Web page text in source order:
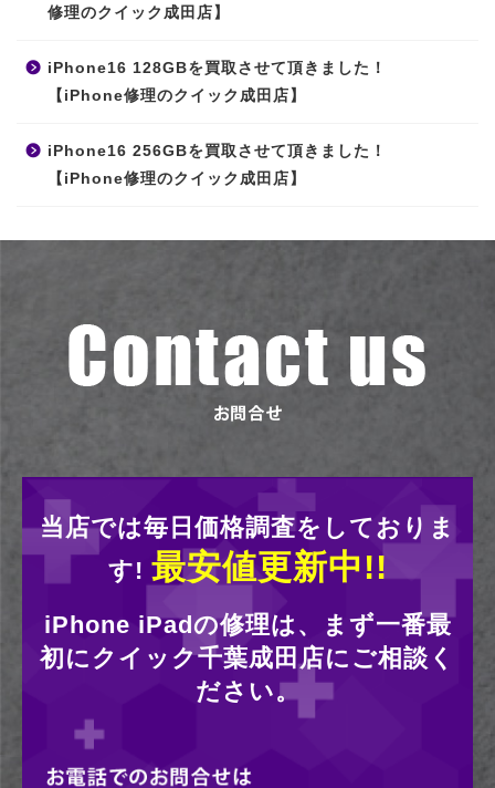
修理のクイック成田店】
iPhone16 128GBを買取させて頂きました！
【iPhone修理のクイック成田店】
iPhone16 256GBを買取させて頂きました！
【iPhone修理のクイック成田店】
当店では毎日価格調査をしておりま
す! 最安値更新中!!
iPhone iPadの修理は、まず一番最
初にクイック千葉成田店にご相談く
ださい。